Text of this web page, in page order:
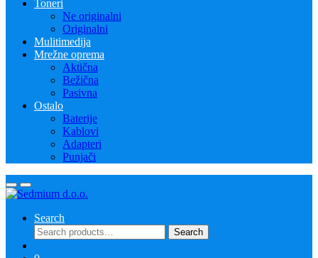
Toneri
Ne originalni
Originalni
Mulitimedija
Mrežne oprema
Aktična
Bežična
Pasivna
Ostalo
Baterije
Kablovi
Adapteri
Punjači
Search
Search
for:
Search